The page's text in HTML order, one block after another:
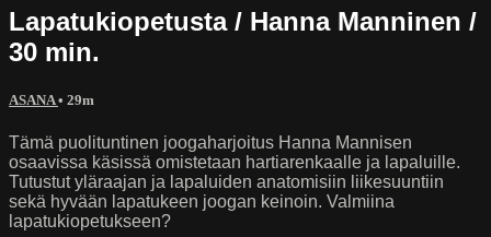
Lapatukiopetusta / Hanna Manninen /
30 min.
ASANA• 29m
Tämä puolituntinen joogaharjoitus Hanna Mannisen
osaavissa käsissä omistetaan hartiarenkaalle ja lapaluille.
Tutustut yläraajan ja lapaluiden anatomisiin liikesuuntiin
sekä hyvään lapatukeen joogan keinoin. Valmiina
lapatukiopetukseen?